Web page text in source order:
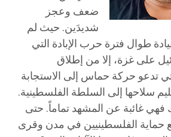
ضعف وعجز
شديدَين. حيث لم
طوال فترة حرب الإبادة التي
على غزة، إلا من إطلاق
تدعو حركة حماس إلى الاستجابة
سلاحها إلى السلطة الفلسطينية.
غائبة عن المشهد تماماً. حتى
حماية الفلسطينيين في مدن وقرى